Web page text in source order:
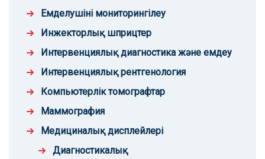
Емделушіні мониторингілеу
Инжекторлық шприцтер
Интервенциялық диагностика және емдеу
Интервенциялық рентгенология
Компьютерлік томографтар
Маммография
Медициналық дисплейлері
Диагностикалық